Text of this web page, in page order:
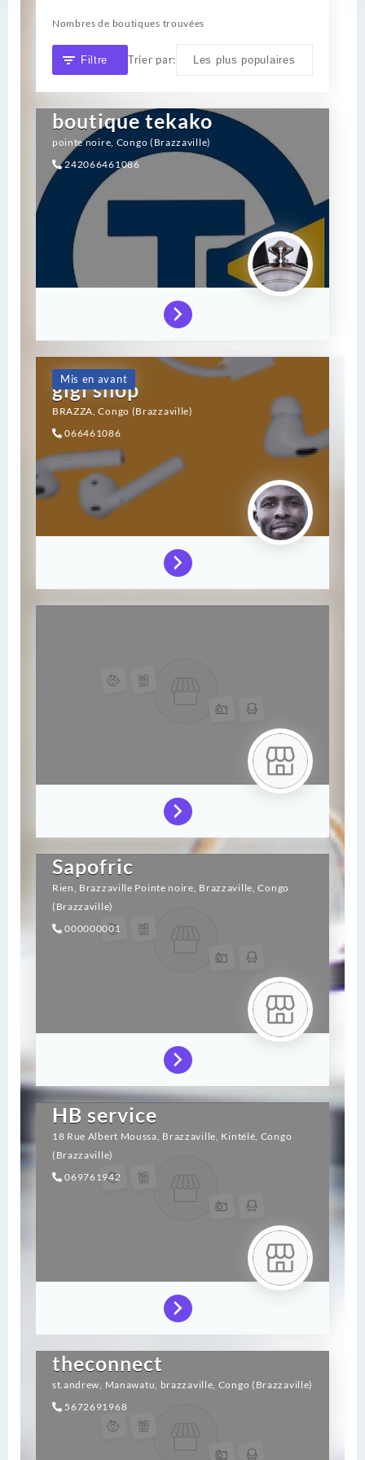
Nombres de boutiques trouvées
Filtre Trier par:
boutique tekako
pointe noire, Congo (Brazzaville)
242066461086
Mis en avant
gigi shop
BRAZZA, Congo (Brazzaville)
066461086
Sapofric
Rien, Brazzaville Pointe noire, Brazzaville, Congo
(Brazzaville)
000000001
HB service
18 Rue Albert Moussa, Brazzaville, Kintélé, Congo
(Brazzaville)
069761942
theconnect
st.andrew, Manawatu, brazzaville, Congo (Brazzaville)
5672691968